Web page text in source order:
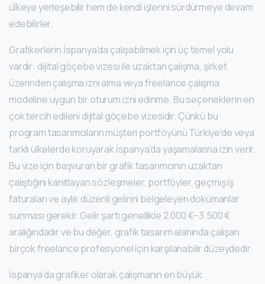
ülkeye yerleşebilir hem de kendi işlerini sürdürmeye devam
edebilirler.
Grafikerlerin İspanya’da çalışabilmek için üç temel yolu
vardır: dijital göçebe vizesi ile uzaktan çalışma, şirket
üzerinden çalışma izni alma veya freelance çalışma
modeline uygun bir oturum izni edinme. Bu seçeneklerin en
çok tercih edileni dijital göçebe vizesidir. Çünkü bu
program tasarımcıların müşteri portföyünü Türkiye’de veya
farklı ülkelerde koruyarak İspanya’da yaşamalarına izin verir.
Bu vize için başvuran bir grafik tasarımcının uzaktan
çalıştığını kanıtlayan sözleşmeler, portföyler, geçmiş iş
faturaları ve aylık düzenli gelirini belgeleyen dokümanlar
sunması gerekir. Gelir şartı genellikle 2.000 €–3.500 €
aralığındadır ve bu değer, grafik tasarım alanında çalışan
birçok freelance profesyonel için karşılanabilir düzeydedir.
İspanya’da grafiker olarak çalışmanın en büyük